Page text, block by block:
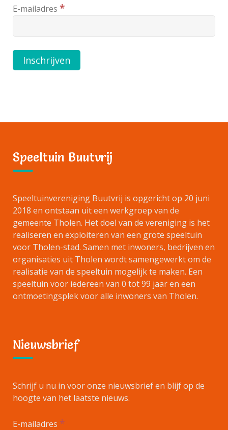
E-mailadres *
Speeltuin Buutvrij
Speeltuinvereniging Buutvrij is opgericht op 20 juni
2018 en ontstaan uit een werkgroep van de
gemeente Tholen. Het doel van de vereniging is het
realiseren en exploiteren van een grote speeltuin
voor Tholen-stad. Samen met inwoners, bedrijven en
organisaties uit Tholen wordt samengewerkt om de
realisatie van de speeltuin mogelijk te maken. Een
speeltuin voor iedereen van 0 tot 99 jaar en een
ontmoetingsplek voor alle inwoners van Tholen.
Nieuwsbrief
Schrijf u nu in voor onze nieuwsbrief en blijf op de
hoogte van het laatste nieuws.
E-mailadres *